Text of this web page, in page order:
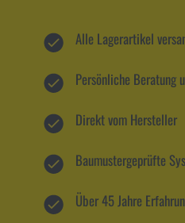
Alle Lagerartikel
Persönliche Beratung
Direkt vom Hersteller
Baumustergeprüfte
Über 45 Jahre